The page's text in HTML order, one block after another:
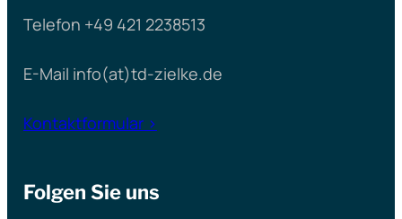
Telefon +49 421 2238513
E-Mail info(at)td-zielke.de
Kontaktformular >
Folgen Sie uns